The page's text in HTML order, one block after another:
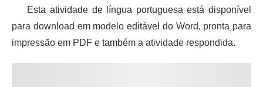
Esta atividade de língua portuguesa está disponível
para download em modelo editável do Word, pronta para
impressão em PDF e também a atividade respondida.